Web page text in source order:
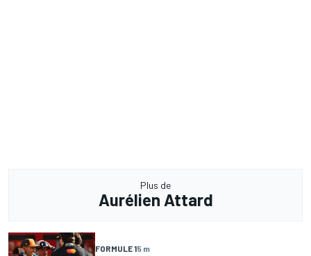
Plus de
Aurélien Attard
FORMULE 15 m